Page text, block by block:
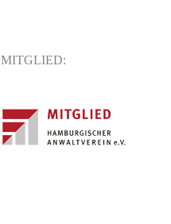
MITGLIED: